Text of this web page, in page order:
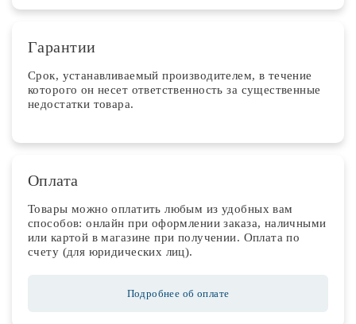
Гарантии
Срок, устанавливаемый производителем, в течение
которого он несет ответственность за существенные
недостатки товара.
Оплата
Товары можно оплатить любым из удобных вам
способов: онлайн при оформлении заказа, наличными
или картой в магазине при получении. Оплата по
счету (для юридических лиц).
Подробнее об оплате